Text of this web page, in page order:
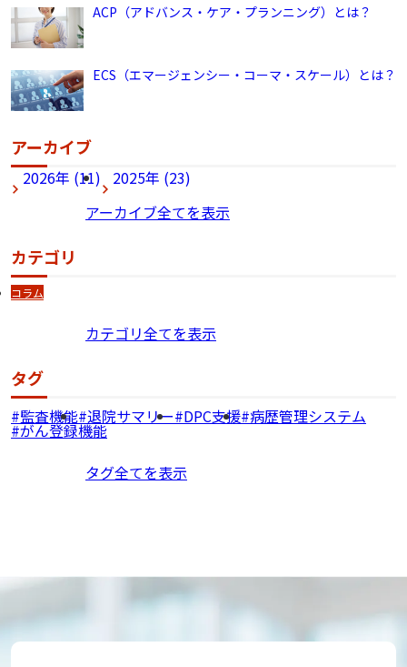
ACP（アドバンス・ケア・プランニング）とは？
ECS（エマージェンシー・コーマ・スケール）とは？
アーカイブ
2026年 (11)
2025年 (23)
アーカイブ全てを表示
カテゴリ
コラム
カテゴリ全てを表示
タグ
監査機能 退院サマリー DPC支援 病歴管理システム
がん登録機能
タグ全てを表示